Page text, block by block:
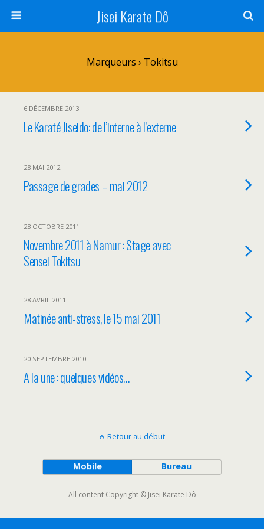
Jisei Karate Dô
Marqueurs › Tokitsu
6 DÉCEMBRE 2013
Le Karaté Jiseido: de l’interne à l’externe
28 MAI 2012
Passage de grades – mai 2012
28 OCTOBRE 2011
Novembre 2011 à Namur : Stage avec
Sensei Tokitsu
28 AVRIL 2011
Matinée anti-stress, le 15 mai 2011
20 SEPTEMBRE 2010
A la une : quelques vidéos…
Retour au début
Mobile Bureau
All content Copyright © Jisei Karate Dô